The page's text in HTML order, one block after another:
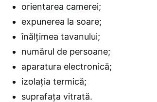
orientarea camerei;
expunerea la soare;
înălțimea tavanului;
numărul de persoane;
aparatura electronică;
izolația termică;
suprafața vitrată.